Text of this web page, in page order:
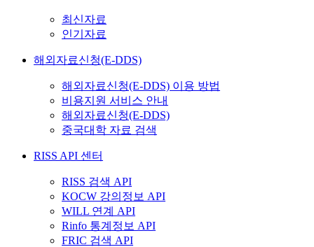
최신자료
인기자료
해외자료신청(E-DDS)
해외자료신청(E-DDS) 이용 방법
비용지원 서비스 안내
해외자료신청(E-DDS)
중국대학 자료 검색
RISS API 센터
RISS 검색 API
KOCW 강의정보 API
WILL 연계 API
Rinfo 통계정보 API
FRIC 검색 API